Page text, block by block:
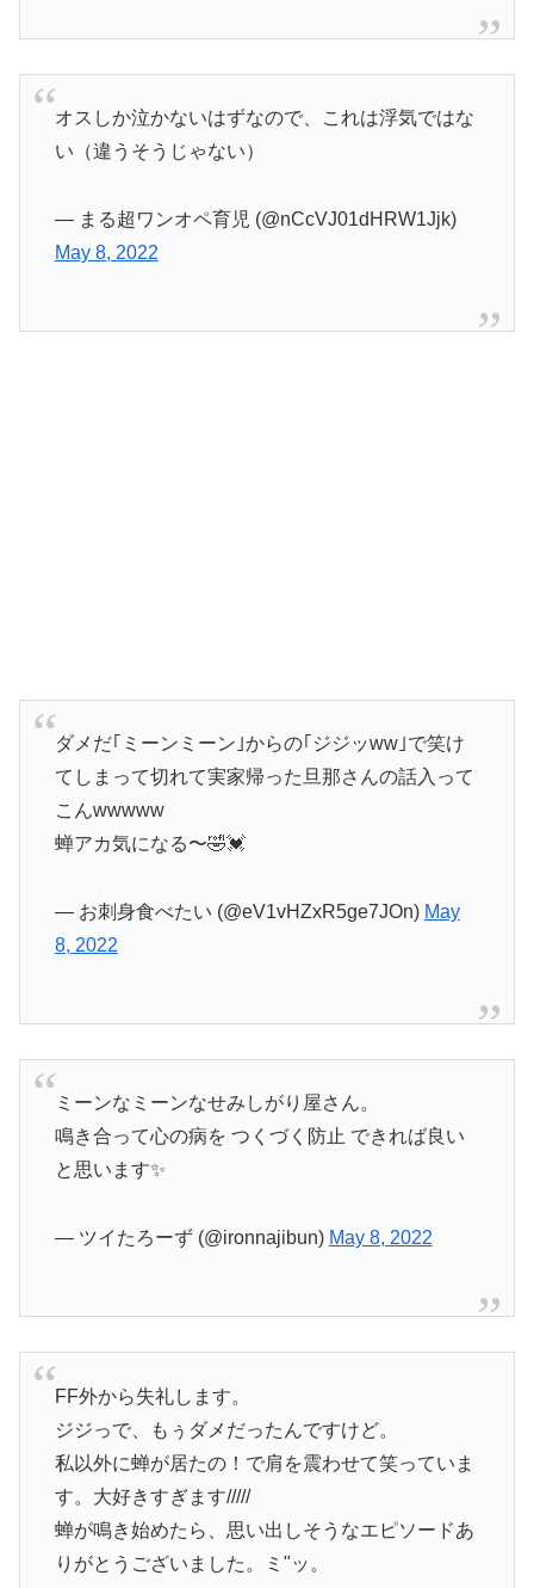
オスしか泣かないはずなので、これは浮気ではな
い（違うそうじゃない）
— まる超ワンオペ育児 (@nCcVJ01dHRW1Jjk)
May 8, 2022
ダメだ｢ミーンミーン｣からの｢ジジッww｣で笑け
てしまって切れて実家帰った旦那さんの話入って
こんwwwww
蝉アカ気になる〜🤣💓
— お刺身食べたい (@eV1vHZxR5ge7JOn) May
8, 2022
ミーンなミーンなせみしがり屋さん。
鳴き合って心の病を つくづく防止 できれば良い
と思います✨
— ツイたろーず (@ironnajibun) May 8, 2022
FF外から失礼します。
ジジっで、もぅダメだったんですけど。
私以外に蝉が居たの！で肩を震わせて笑っていま
す。大好きすぎます/////
蝉が鳴き始めたら、思い出しそうなエピソードあ
りがとうございました。ミ"ッ。